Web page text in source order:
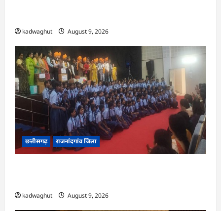
kadwaghut August 9, 2026
छत्तीसगढ़ राजनांदगांव जिला
kadwaghut August 9, 2026